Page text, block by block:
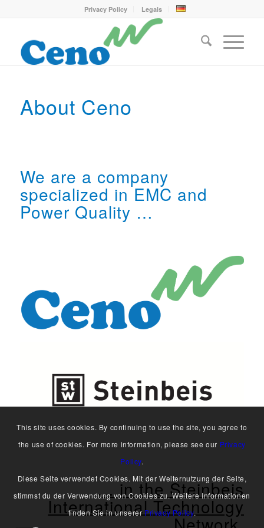
Privacy Policy Legals
About Ceno
We are a company
specialized in EMC and
Power Quality …
… in the Steinbeis
International Technology
This site uses cookies. By continuing to use the site, you agree to
the use of cookies. For more information, please see our Privacy
Policy.
Diese Seite verwendet Cookies. Mit der Weiternutzung der Seite,
stimmst du der Verwendung von Cookies zu. Weitere Informationen
finden Sie in unsererPrivacy Policy.